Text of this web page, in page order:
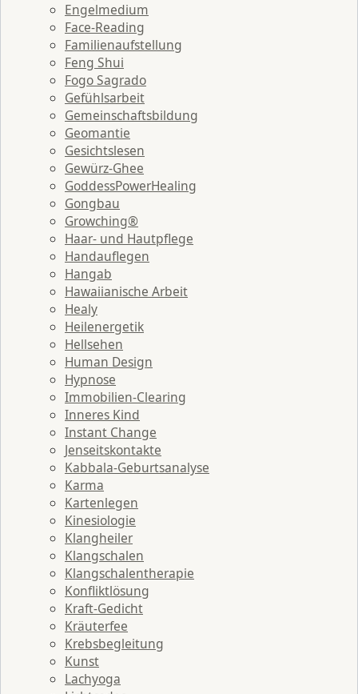
Engelmedium
Face-Reading
Familienaufstellung
Feng Shui
Fogo Sagrado
Gefühlsarbeit
Gemeinschaftsbildung
Geomantie
Gesichtslesen
Gewürz-Ghee
GoddessPowerHealing
Gongbau
Growching®
Haar- und Hautpflege
Handauflegen
Hangab
Hawaiianische Arbeit
Healy
Heilenergetik
Hellsehen
Human Design
Hypnose
Immobilien-Clearing
Inneres Kind
Instant Change
Jenseitskontakte
Kabbala-Geburtsanalyse
Karma
Kartenlegen
Kinesiologie
Klangheiler
Klangschalen
Klangschalentherapie
Konfliktlösung
Kraft-Gedicht
Kräuterfee
Krebsbegleitung
Kunst
Lachyoga